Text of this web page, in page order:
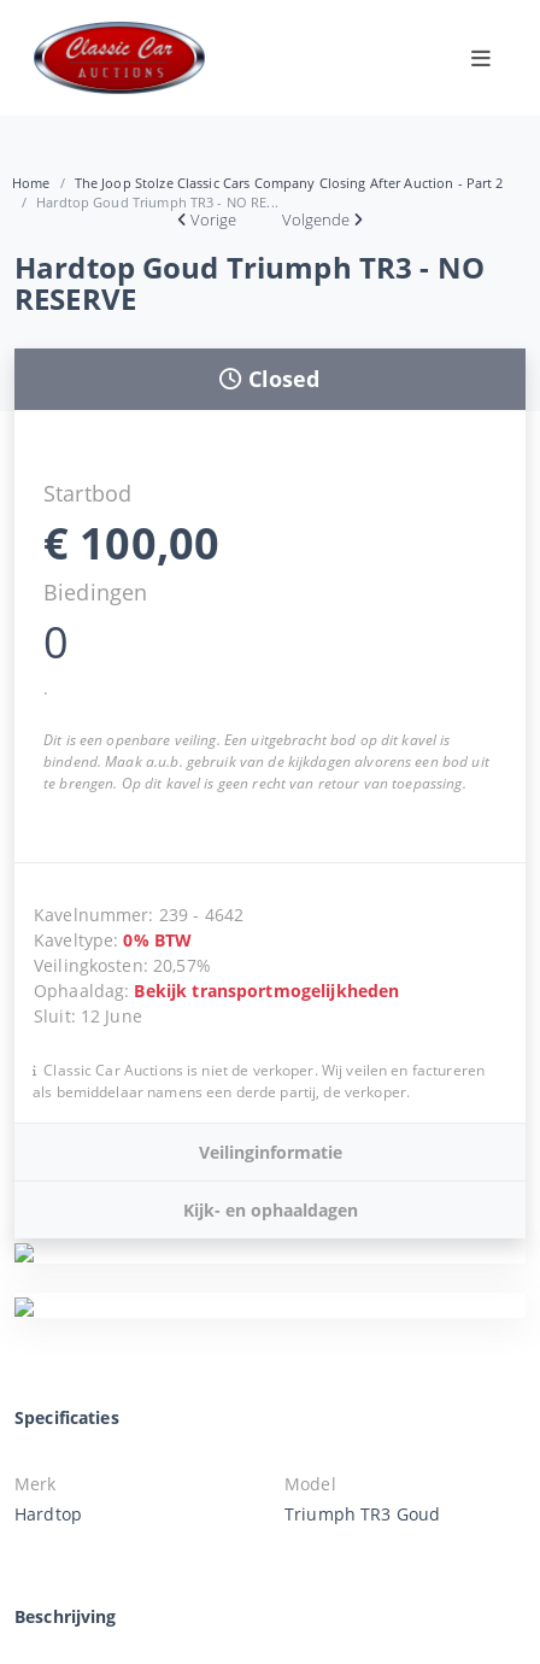
Home
The Joop Stolze Classic Cars Company Closing After Auction - Part 2
Hardtop Goud Triumph TR3 - NO RE...
Vorige Volgende
Hardtop Goud Triumph TR3 - NO
RESERVE
Closed
Startbod
€ 100,00
Biedingen
0
.
Dit is een openbare veiling. Een uitgebracht bod op dit kavel is
bindend. Maak a.u.b. gebruik van de kijkdagen alvorens een bod uit
te brengen. Op dit kavel is geen recht van retour van toepassing.
Kavelnummer: 239 - 4642
Kaveltype:0% BTW
Veilingkosten:20,57%
Ophaaldag: Bekijk transportmogelijkheden
Sluit: 12 June
Classic Car Auctions is niet de verkoper. Wij veilen en factureren
als bemiddelaar namens een derde partij, de verkoper.
Veilinginformatie
Kijk- en ophaaldagen
Specificaties
Merk
Hardtop
Model
Triumph TR3 Goud
Beschrijving